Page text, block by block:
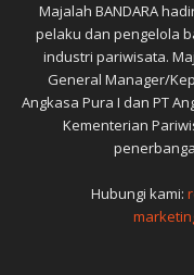
Majalah BANDARA
pelaku dan pengelola
industri pariwisata.
General Manager/
Angkasa Pura I dan PT
Kementerian
Hubungi kami: